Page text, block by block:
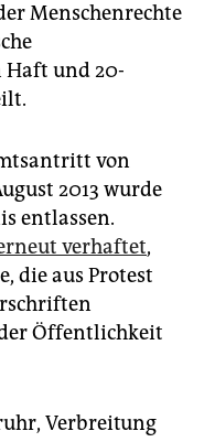
Menschenrechte
Haft und 20-
von
2013 wurde
entlassen.
verhaftet,
die aus Protest
Öffentlichkeit
Verbreitung